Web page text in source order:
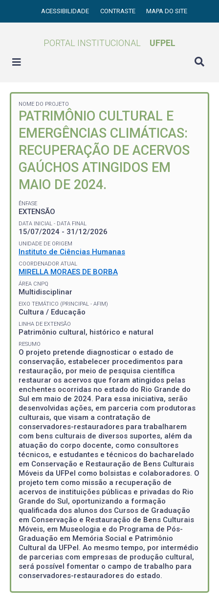
ACESSIBILIDADE CONTRASTE MAPA DO SITE
PORTAL INSTITUCIONAL UFPEL
NOME DO PROJETO
PATRIMÔNIO CULTURAL E
EMERGÊNCIAS CLIMÁTICAS:
RECUPERAÇÃO DE ACERVOS
GAÚCHOS ATINGIDOS EM
MAIO DE 2024.
ÊNFASE
EXTENSÃO
DATA INICIAL - DATA FINAL
15/07/2024 - 31/12/2026
UNIDADE DE ORIGEM
Instituto de Ciências Humanas
COORDENADOR ATUAL
MIRELLA MORAES DE BORBA
ÁREA CNPQ
Multidisciplinar
EIXO TEMÁTICO (PRINCIPAL - AFIM)
Cultura / Educação
LINHA DE EXTENSÃO
Patrimônio cultural, histórico e natural
RESUMO
O projeto pretende diagnosticar o estado de
conservação, estabelecer procedimentos para
restauração, por meio de pesquisa científica
restaurar os acervos que foram atingidos pelas
enchentes ocorridas no estado do Rio Grande do
Sul em maio de 2024. Para essa iniciativa, serão
desenvolvidas ações, em parceria com produtoras
culturais, que visam a contratação de
conservadores-restauradores para trabalharem
com bens culturais de diversos suportes, além da
atuação do corpo docente, como consultores
técnicos, e estudantes e técnicos do bacharelado
em Conservação e Restauração de Bens Culturais
Móveis da UFPel como bolsistas e colaboradores. O
projeto tem como missão a recuperação de
acervos de instituições públicas e privadas do Rio
Grande do Sul, oportunizando a formação
qualificada dos alunos dos Cursos de Graduação
em Conservação e Restauração de Bens Culturais
Móveis, em Museologia e do Programa de Pós-
Graduação em Memória Social e Patrimônio
Cultural da UFPel. Ao mesmo tempo, por intermédio
de parcerias com empresas de produção cultural,
será possível fomentar o campo de trabalho para
conservadores-restauradores do estado.